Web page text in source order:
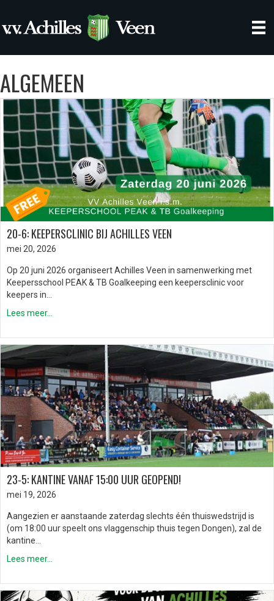
ALGEMEEN
20-6: KEEPERSCLINIC BIJ ACHILLES VEEN
mei 20, 2026
Op 20 juni 2026 organiseert Achilles Veen in samenwerking met
Keepersschool PEAK & TB Goalkeeping een keepersclinic voor
keepers in…
Lees meer...
23-5: KANTINE VANAF 15:00 UUR GEOPEND!
mei 19, 2026
Aangezien er aanstaande zaterdag slechts één thuiswedstrijd is
(om 18:00 uur speelt ons vlaggenschip thuis tegen Dongen), zal de
kantine…
Lees meer...